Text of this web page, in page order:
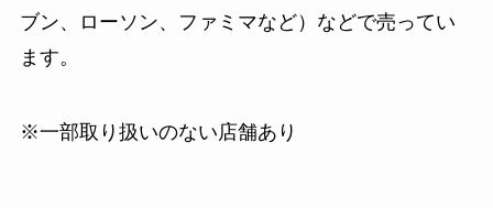
ブン、ローソン、ファミマなど）などで売ってい
ます。
※一部取り扱いのない店舗あり